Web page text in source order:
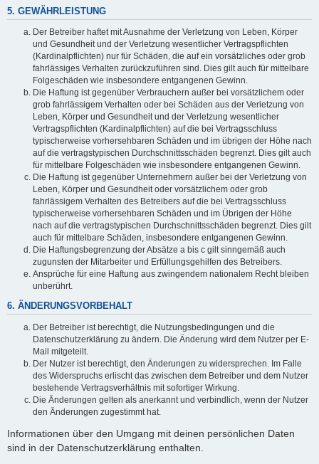
5. GEWÄHRLEISTUNG
Der Betreiber haftet mit Ausnahme der Verletzung von Leben, Körper
und Gesundheit und der Verletzung wesentlicher Vertragspflichten
(Kardinalpflichten) nur für Schäden, die auf ein vorsätzliches oder grob
fahrlässiges Verhalten zurückzuführen sind. Dies gilt auch für mittelbare
Folgeschäden wie insbesondere entgangenen Gewinn.
Die Haftung ist gegenüber Verbrauchern außer bei vorsätzlichem oder
grob fahrlässigem Verhalten oder bei Schäden aus der Verletzung von
Leben, Körper und Gesundheit und der Verletzung wesentlicher
Vertragspflichten (Kardinalpflichten) auf die bei Vertragsschluss
typischerweise vorhersehbaren Schäden und im übrigen der Höhe nach
auf die vertragstypischen Durchschnittsschäden begrenzt. Dies gilt auch
für mittelbare Folgeschäden wie insbesondere entgangenen Gewinn.
Die Haftung ist gegenüber Unternehmern außer bei der Verletzung von
Leben, Körper und Gesundheit oder vorsätzlichem oder grob
fahrlässigem Verhalten des Betreibers auf die bei Vertragsschluss
typischerweise vorhersehbaren Schäden und im Übrigen der Höhe
nach auf die vertragstypischen Durchschnittsschäden begrenzt. Dies gilt
auch für mittelbare Schäden, insbesondere entgangenen Gewinn.
Die Haftungsbegrenzung der Absätze a bis c gilt sinngemäß auch
zugunsten der Mitarbeiter und Erfüllungsgehilfen des Betreibers.
Ansprüche für eine Haftung aus zwingendem nationalem Recht bleiben
unberührt.
6. ÄNDERUNGSVORBEHALT
Der Betreiber ist berechtigt, die Nutzungsbedingungen und die
Datenschutzerklärung zu ändern. Die Änderung wird dem Nutzer per E-
Mail mitgeteilt.
Der Nutzer ist berechtigt, den Änderungen zu widersprechen. Im Falle
des Widerspruchs erlischt das zwischen dem Betreiber und dem Nutzer
bestehende Vertragsverhältnis mit sofortiger Wirkung.
Die Änderungen gelten als anerkannt und verbindlich, wenn der Nutzer
den Änderungen zugestimmt hat.
Informationen über den Umgang mit deinen persönlichen Daten
sind in der Datenschutzerklärung enthalten.